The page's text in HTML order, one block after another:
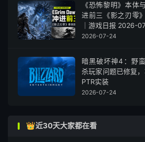
《恐怖黎明》本体
进前三《影之刃零
｜游戏日报 2026-
2026-07-24
暗黑破坏神4：野
杀玩家问题已修复
PTR实装
2026-07-24
👑近30天大家都在看